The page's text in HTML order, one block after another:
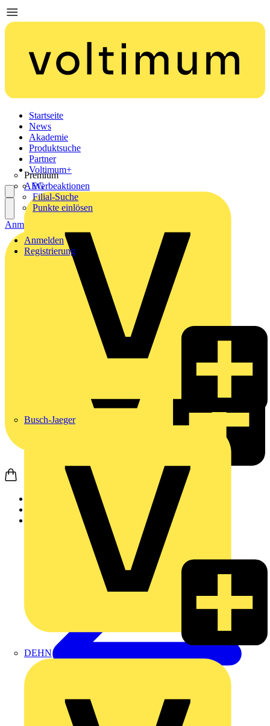
Startseite
News
Akademie
Produktsuche
Partner
Premium
AEG
Busch-Jaeger
DEHN
Voltimum+
Werbeaktionen
Filial-Suche
Punkte einlösen
Anmelden
Registrierung
Anmelden